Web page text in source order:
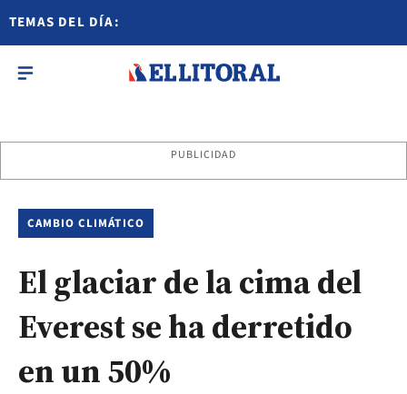
TEMAS DEL DÍA:
PUBLICIDAD
CAMBIO CLIMÁTICO
El glaciar de la cima del
Everest se ha derretido
en un 50%